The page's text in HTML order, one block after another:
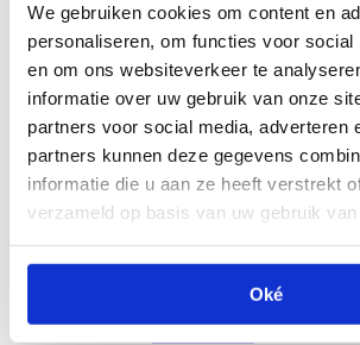
We gebruiken cookies om content en
personaliseren, om functies voor social
en om ons websiteverkeer te
informatie over uw gebruik van onze
partners voor social media, adverteren
partners kunnen deze gegevens
informatie die u aan ze heeft verstrekt
verzameld op basis van uw gebruik van
Oké
Hekwielen
Bouwhekschoren
Hekpoorten
Opslag
Veiligheidsborden
Stapelrekken
Stapelpallets gelakt
Stapelpallets verzinkt
Stapelbakken
U-frames
Bouwplaatsinrichting
Bouwhekken
Demontabele containers